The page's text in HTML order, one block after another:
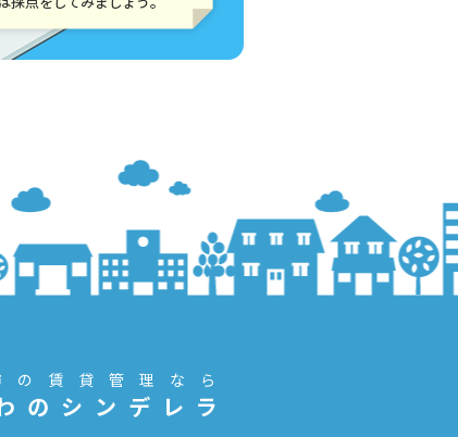
の賃貸管理なら
のシンデレラ